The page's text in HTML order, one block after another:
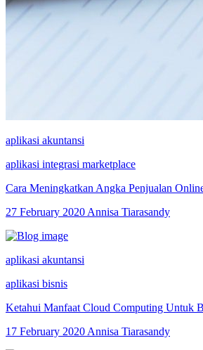
aplikasi akuntansi
aplikasi integrasi marketplace
Cara Meningkatkan Angka Penjualan
27 February 2020 Annisa Tiarasandy
aplikasi akuntansi
aplikasi bisnis
Ketahui Manfaat Cloud Computing Untuk
17 February 2020 Annisa Tiarasandy